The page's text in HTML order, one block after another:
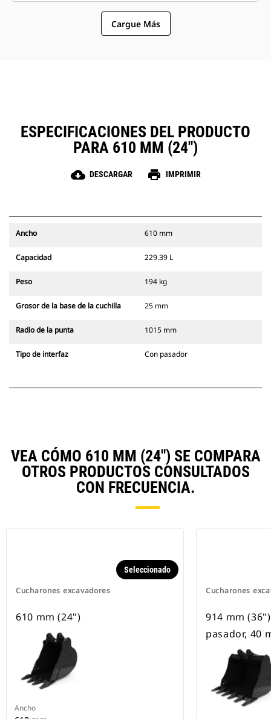
Cargue Más
ESPECIFICACIONES DEL PRODUCTO
PARA 610 MM (24")
cloud_download DESCARGAR print IMPRIMIR
Ancho 610 mm
Capacidad 229.39 L
Peso 194 kg
Grosor de la base de la cuchilla 25 mm
Radio de la punta 1015 mm
Tipo de interfaz Con pasador
VEA CÓMO 610 MM (24") SE COMPARA
OTROS PRODUCTOS CONSULTADOS
CON FRECUENCIA.
Cucharones excavadores
Seleccionado
610 mm (24")
Ancho
Cucharones
914 mm
pasador, 40